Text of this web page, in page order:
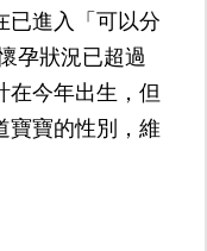
已進入「可以分
孕狀況已超過
在今年出生，但
寶寶的性別，維